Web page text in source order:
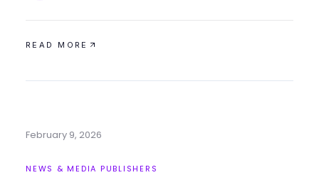
READ MORE
February 9, 2026
NEWS & MEDIA PUBLISHERS